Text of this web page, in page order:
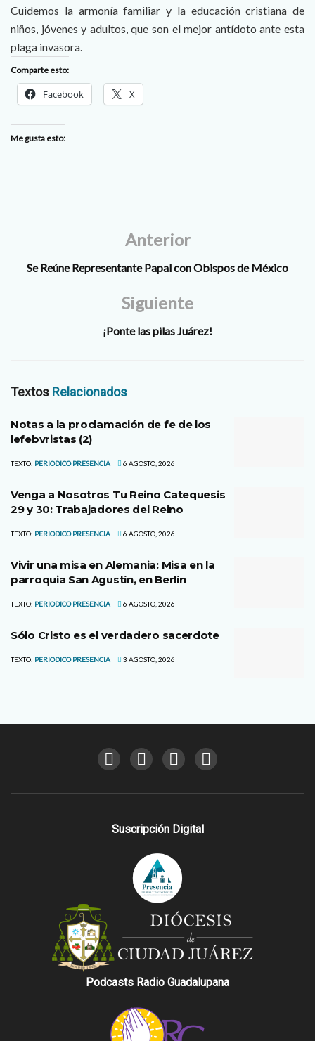
Cuidemos la armonía familiar y la educación cristiana de
niños, jóvenes y adultos, que son el mejor antídoto ante esta
plaga invasora.
Comparte esto:
Facebook X
Me gusta esto:
Anterior
Se Reúne Representante Papal con Obispos de México
Siguiente
¡Ponte las pilas Juárez!
Textos Relacionados
Notas a la proclamación de fe de los
lefebvristas (2)
TEXTO: PERIODICO PRESENCIA 6 AGOSTO, 2026
Venga a Nosotros Tu Reino Catequesis
29 y 30: Trabajadores del Reino
TEXTO: PERIODICO PRESENCIA 6 AGOSTO, 2026
Vivir una misa en Alemania: Misa en la
parroquia San Agustín, en Berlín
TEXTO: PERIODICO PRESENCIA 6 AGOSTO, 2026
Sólo Cristo es el verdadero sacerdote
TEXTO: PERIODICO PRESENCIA 3 AGOSTO, 2026
Suscripción Digital
Podcasts Radio Guadalupana